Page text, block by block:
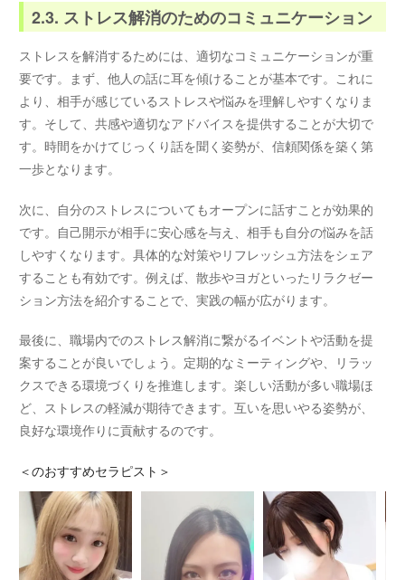
2.3. ストレス解消のためのコミュニケーション
ストレスを解消するためには、適切なコミュニケーションが重
要です。まず、他人の話に耳を傾けることが基本です。これに
より、相手が感じているストレスや悩みを理解しやすくなりま
す。そして、共感や適切なアドバイスを提供することが大切で
す。時間をかけてじっくり話を聞く姿勢が、信頼関係を築く第
一歩となります。
次に、自分のストレスについてもオープンに話すことが効果的
です。自己開示が相手に安心感を与え、相手も自分の悩みを話
しやすくなります。具体的な対策やリフレッシュ方法をシェア
することも有効です。例えば、散歩やヨガといったリラクゼー
ション方法を紹介することで、実践の幅が広がります。
最後に、職場内でのストレス解消に繋がるイベントや活動を提
案することが良いでしょう。定期的なミーティングや、リラッ
クスできる環境づくりを推進します。楽しい活動が多い職場ほ
ど、ストレスの軽減が期待できます。互いを思いやる姿勢が、
良好な環境作りに貢献するのです。
＜のおすすめセラピスト＞